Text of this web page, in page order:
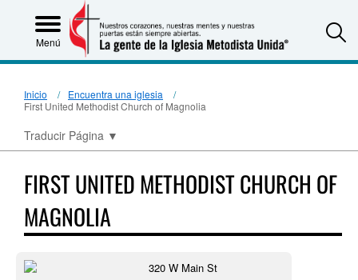
Menú
Inicio
Encuentra una iglesia
First United Methodist Church of Magnolia
Traducir Página ▼
FIRST UNITED METHODIST CHURCH OF
MAGNOLIA
320 W Main St